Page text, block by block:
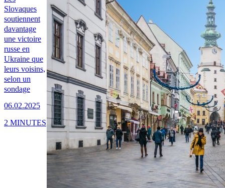
Slovaques
soutiennent
davantage
une victoire
russe en
Ukraine que
leurs voisins,
selon un
sondage
06.02.2025
2 MINUTES